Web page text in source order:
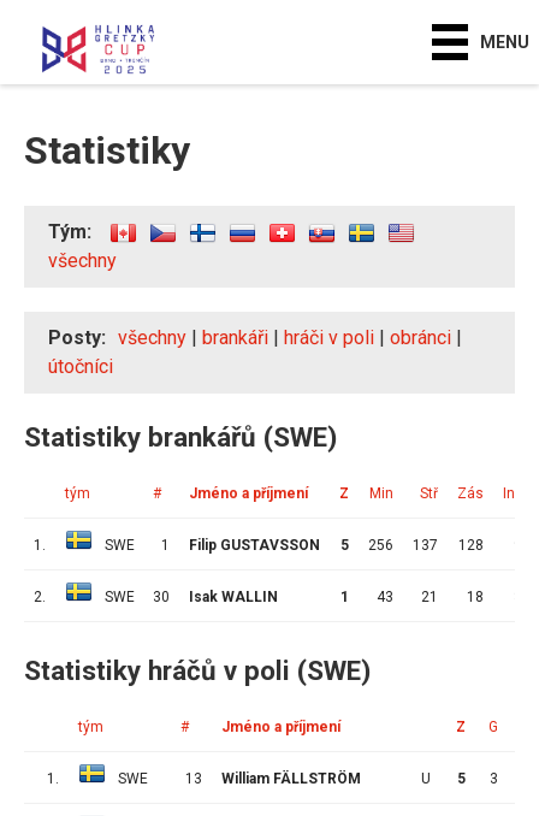
MENU
Statistiky
Tým:
všechny
Posty: všechny | brankáři | hráči v poli | obránci |
útočníci
Statistiky brankářů (SWE)
tým # Jméno a příjmení Z Min Stř Zás Ink
1. SWE 1 Filip GUSTAVSSON 5 256 137 128
2. SWE 30 Isak WALLIN 1 43 21 18
Statistiky hráčů v poli (SWE)
tým # Jméno a příjmení Z G
1. SWE 13 William FÄLLSTRÖM U 5 3